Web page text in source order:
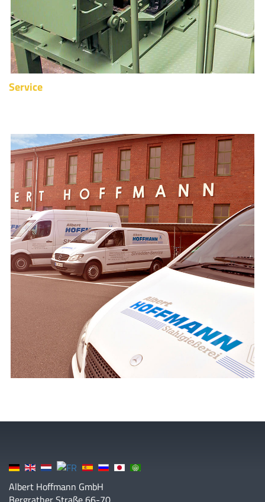
Service
Albert Hoffmann GmbH